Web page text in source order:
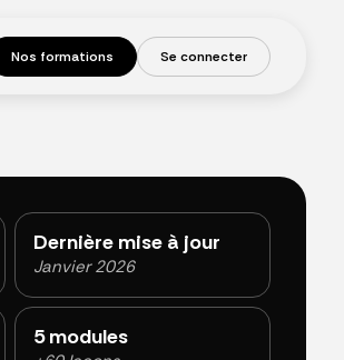
Nos formations Se connecter
Dernière mise à jour
Janvier 2026
5 modules